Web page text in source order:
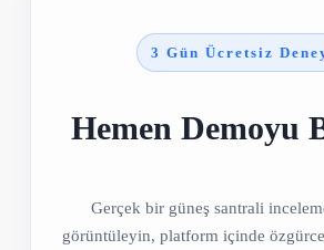
3 Gün Ücretsiz
Hemen Demoyu
Gerçek bir güneş santrali
görüntüleyin, platform içinde